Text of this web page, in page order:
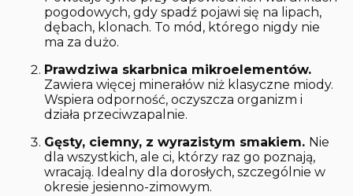
pogodowych, gdy spadź pojawi się na lipach,
dębach, klonach. To mód, którego nigdy nie
ma za dużo.
Prawdziwa skarbnica mikroelementów.
Zawiera więcej minerałów niż klasyczne miody.
Wspiera odporność, oczyszcza organizm i
działa przeciwzapalnie.
Gęsty, ciemny, z wyrazistym smakiem. Nie
dla wszystkich, ale ci, którzy raz go poznają,
wracają. Idealny dla dorosłych, szczególnie w
okresie jesienno-zimowym.